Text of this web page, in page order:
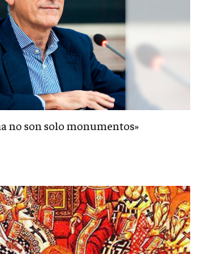
no son solo monumentos»